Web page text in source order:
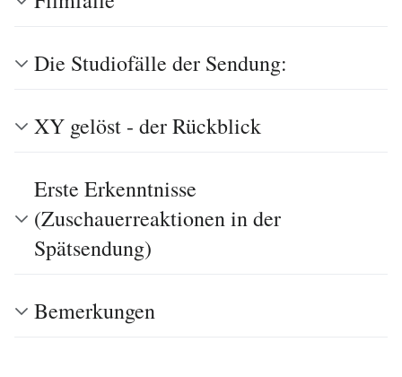
Die Studiofälle der Sendung:
XY gelöst - der Rückblick
Erste Erkenntnisse
(Zuschauerreaktionen in der
Spätsendung)
Bemerkungen